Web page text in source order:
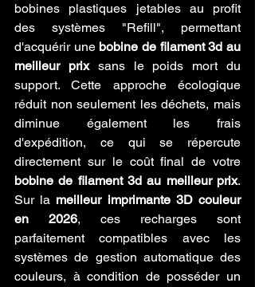
bobines plastiques jetables au profit
des systèmes "Refill", permettant
d'acquérir une bobine de filament 3d au
meilleur prix sans le poids mort du
support. Cette approche écologique
réduit non seulement les déchets, mais
diminue également les frais
d'expédition, ce qui se répercute
bobine de filament 3d au meilleur prix.
Sur la meilleur imprimante 3D couleur
en 2026, ces recharges sont
parfaitement compatibles avec les
systèmes de gestion automatique des
couleurs, à condition de posséder un